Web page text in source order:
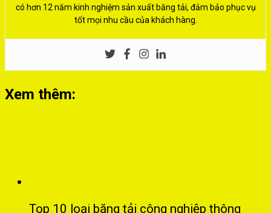
có hơn 12 năm kinh nghiệm sản xuất băng tải, đảm bảo phục vụ
tốt mọi nhu cầu của khách hàng.
Xem thêm:
Top 10 loại băng tải công nghiệp thông